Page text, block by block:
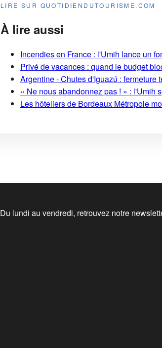
LIRE SUR QUOTIDIENDUTOURISME.COM
À lire aussi
Incendies en France : l'Umih lance un
Privé de vacances : quand le budget
Argentine - Chutes d'Iguazú :
« Ne nous abandonnez pas ! » : l'Umih
Les hôteliers de Bordeaux Métropole
Du lundi au vendredi, retrouvez notre